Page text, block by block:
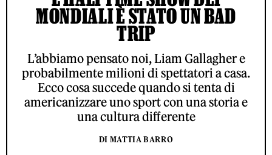
MONDIALI È STATO UN BAD
TRIP
L’abbiamo pensato noi, Liam Gallagher e
probabilmente milioni di spettatori a casa.
Ecco cosa succede quando si tenta di
americanizzare uno sport con una storia e
una cultura differente
DI MATTIA BARRO